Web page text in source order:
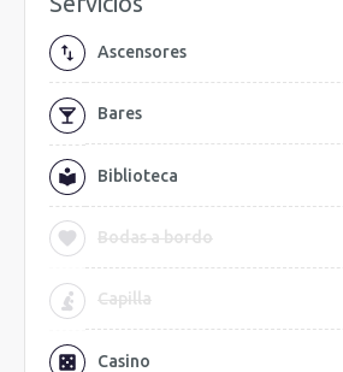
Ascensores
Bares
Biblioteca
Bodas a bordo
Capilla
Casino